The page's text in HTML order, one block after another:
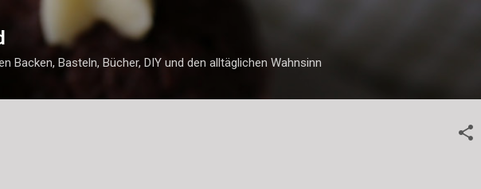
Direkt zum Hauptbereich
Backen, Basteln, Bücher, DIY und den alltäglichen Wahnsinn